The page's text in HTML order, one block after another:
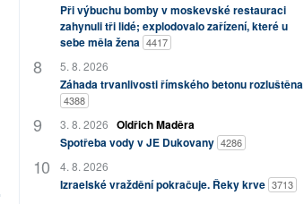
Při výbuchu bomby v moskevské restauraci
zahynuli tři lidé; explodovalo zařízení, které u
sebe měla žena 4417
5. 8. 2026
Záhada trvanlivosti římského betonu rozluštěna
4388
3. 8. 2026 Oldřich Maděra
Spotřeba vody v JE Dukovany 4286
4. 8. 2026
Izraelské vraždění pokračuje. Řeky krve 3713